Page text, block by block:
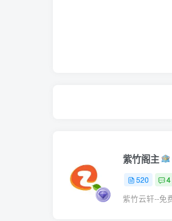
紫竹阁主
520 4
紫竹云轩--免